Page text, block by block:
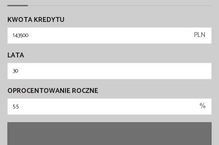
KWOTA KREDYTU
PLN
LATA
OPROCENTOWANIE ROCZNE
%